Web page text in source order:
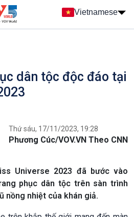
Vietnamese
dân tộc độc đáo tại
Thứ sáu, 17/11/2023, 19:28
Phương Cúc/VOV.VN Theo CNN
Universe 2023 đã bước vào
phục dân tộc trên sàn trình
nồng nhiệt của khán giả.